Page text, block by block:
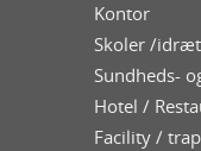
Kontor
Skoler /
Sundheds-
Hotel /
Facility /